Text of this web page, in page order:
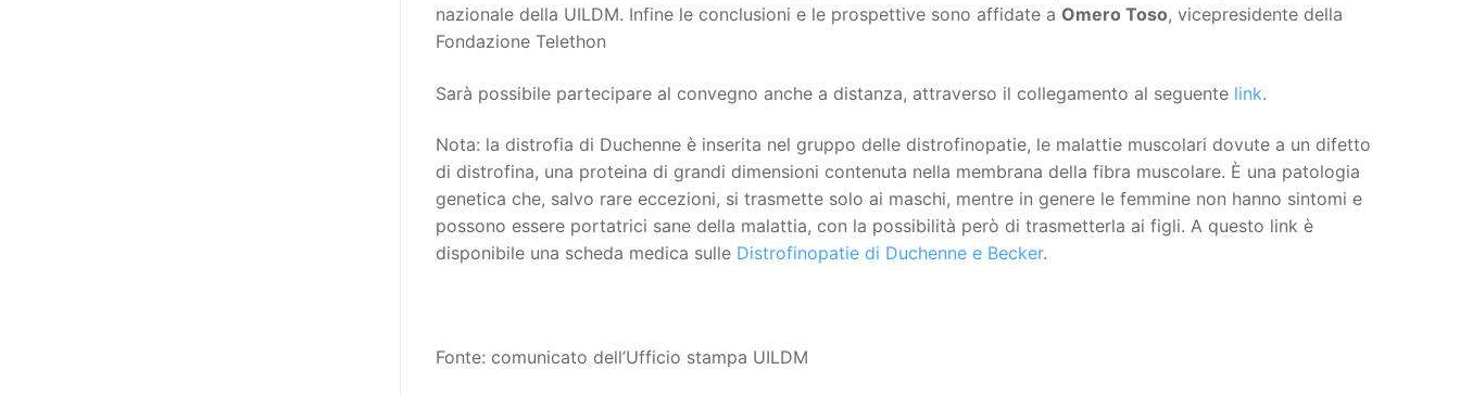
nazionale della UILDM. Infine le conclusioni e le prospettive sono affidate a Omero Toso, vicepresidente della
Fondazione Telethon
Sarà possibile partecipare al convegno anche a distanza, attraverso il collegamento al seguente link.
Nota: la distrofia di Duchenne è inserita nel gruppo delle distrofinopatie, le malattie muscolari dovute a un difetto
di distrofina, una proteina di grandi dimensioni contenuta nella membrana della fibra muscolare. È una patologia
genetica che, salvo rare eccezioni, si trasmette solo ai maschi, mentre in genere le femmine non hanno sintomi e
possono essere portatrici sane della malattia, con la possibilità però di trasmetterla ai figli. A questo link è
disponibile una scheda medica sulle Distrofinopatie di Duchenne e Becker.
Fonte: comunicato dell’Ufficio stampa UILDM